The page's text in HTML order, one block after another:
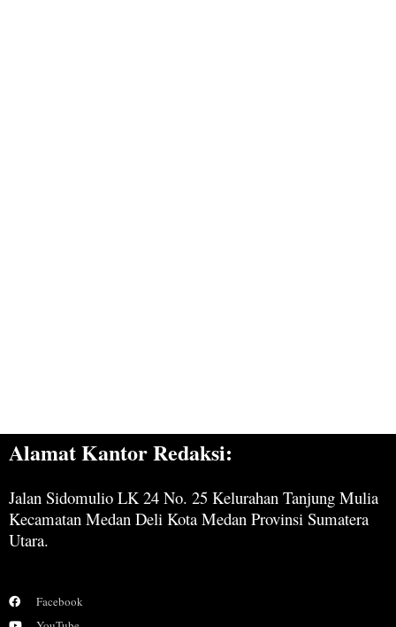
Alamat Kantor Redaksi:
Jalan Sidomulio LK 24 No. 25 Kelurahan Tanjung Mulia
Kecamatan Medan Deli Kota Medan Provinsi Sumatera
Utara.
Facebook